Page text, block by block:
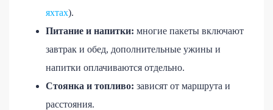
яхтах).
Питание и напитки: многие пакеты включают
завтрак и обед, дополнительные ужины и
напитки оплачиваются отдельно.
Стоянка и топливо: зависят от маршрута и
расстояния.